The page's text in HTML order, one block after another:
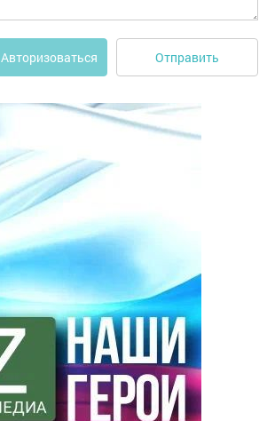
Авторизоваться Отправить